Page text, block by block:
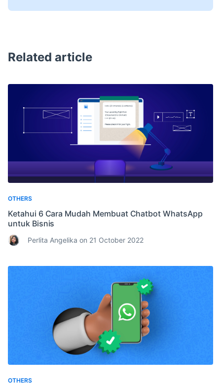
Related article
OTHERS
Ketahui 6 Cara Mudah Membuat Chatbot WhatsApp
untuk Bisnis
Perlita Angelika on 21 October 2022
OTHERS